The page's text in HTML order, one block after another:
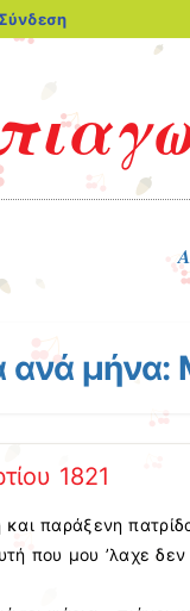
blogs.sch.gr
Σύνδεση
ανά μήνα:
1821
παράξενη
που μου ’λαχε δεν